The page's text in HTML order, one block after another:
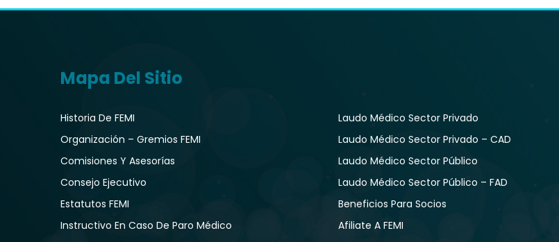
Mapa Del Sitio
Historia De FEMI
Organización – Gremios FEMI
Comisiones Y Asesorías
Consejo Ejecutivo
Estatutos FEMI
Instructivo En Caso De Paro Médico
Laudo Médico Sector Privado
Laudo Médico Sector Privado – CAD
Laudo Médico Sector Público
Laudo Médico Sector Público – FAD
Beneficios Para Socios
Afiliate A FEMI